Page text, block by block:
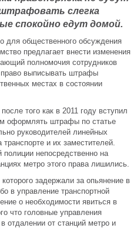
слегка
спокойно едут домой.
для общественного обсуждения
предлагает внести изменения
полномочия сотрудников
выписывать штрафы
местах в состоянии
того как в 2011 году вступил
оформлять штрафы по статье
руководителей линейных
и их заместителей.
полиции непосредственно на
метро этого права лишились.
задержали за опьянение в
в управление транспортной
о необходимости явиться в
что головные управления
отдалении от станций метро и